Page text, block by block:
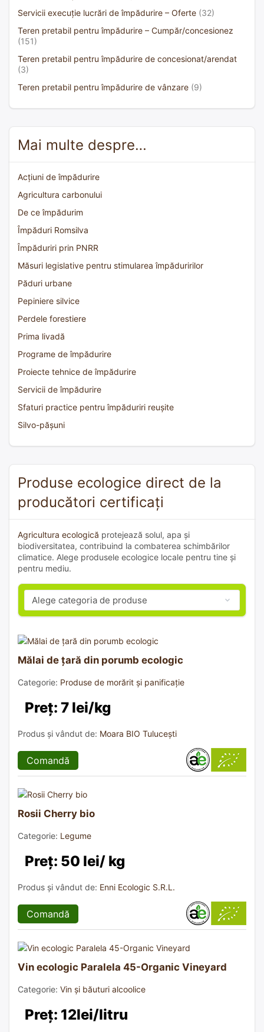
Servicii execuție lucrări de împădurire – Oferte (32)
Teren pretabil pentru împădurire – Cumpăr/concesionez
(151)
Teren pretabil pentru împădurire de concesionat/arendat
(3)
Teren pretabil pentru împădurire de vânzare (9)
Mai multe despre…
Acțiuni de împădurire
Agricultura carbonului
De ce împădurim
Împăduri Romsilva
Împăduriri prin PNRR
Măsuri legislative pentru stimularea împăduririlor
Păduri urbane
Pepiniere silvice
Perdele forestiere
Prima livadă
Programe de împădurire
Proiecte tehnice de împădurire
Servicii de împădurire
Sfaturi practice pentru împăduriri reușite
Silvo-pășuni
Produse ecologice direct de la
producători certificați
Agricultura ecologică protejează solul, apa și
biodiversitatea, contribuind la combaterea schimbărilor
climatice. Alege produsele ecologice locale pentru tine și
pentru mediu.
Mălai de țară din porumb ecologic
Categorie: Produse de morărit și panificație
Preț: 7 lei/kg
Produs și vândut de: Moara BIO Tulucești
Comandă
Rosii Cherry bio
Categorie: Legume
Preț: 50 lei/ kg
Produs și vândut de: Enni Ecologic S.R.L.
Comandă
Vin ecologic Paralela 45-Organic Vineyard
Categorie: Vin și băuturi alcoolice
Preț: 12lei/litru